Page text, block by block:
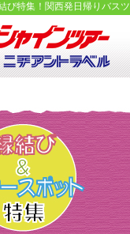
び特集！関西発日帰りバス